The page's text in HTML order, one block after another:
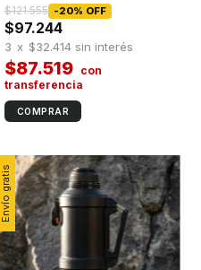
$97.244
-20% OFF
$121.555
$87.519
3 x $32.414 sin interés
Envío gratis